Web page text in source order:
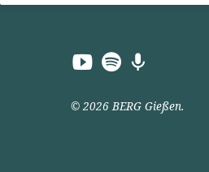
© 2026 BERG Gießen.